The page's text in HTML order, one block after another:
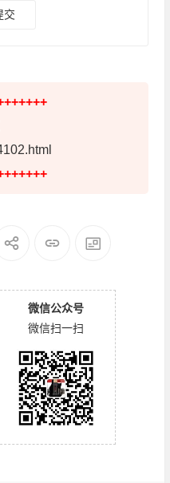
微信公众号
微信扫一扫